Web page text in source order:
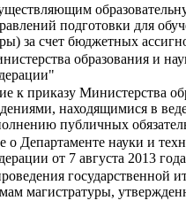
подготовки для
за счет бюджетных
образования и
к приказу Министерства
находящимися в
публичных
Департаменте науки и
от 7 августа 2013
государственной
магистратуры,